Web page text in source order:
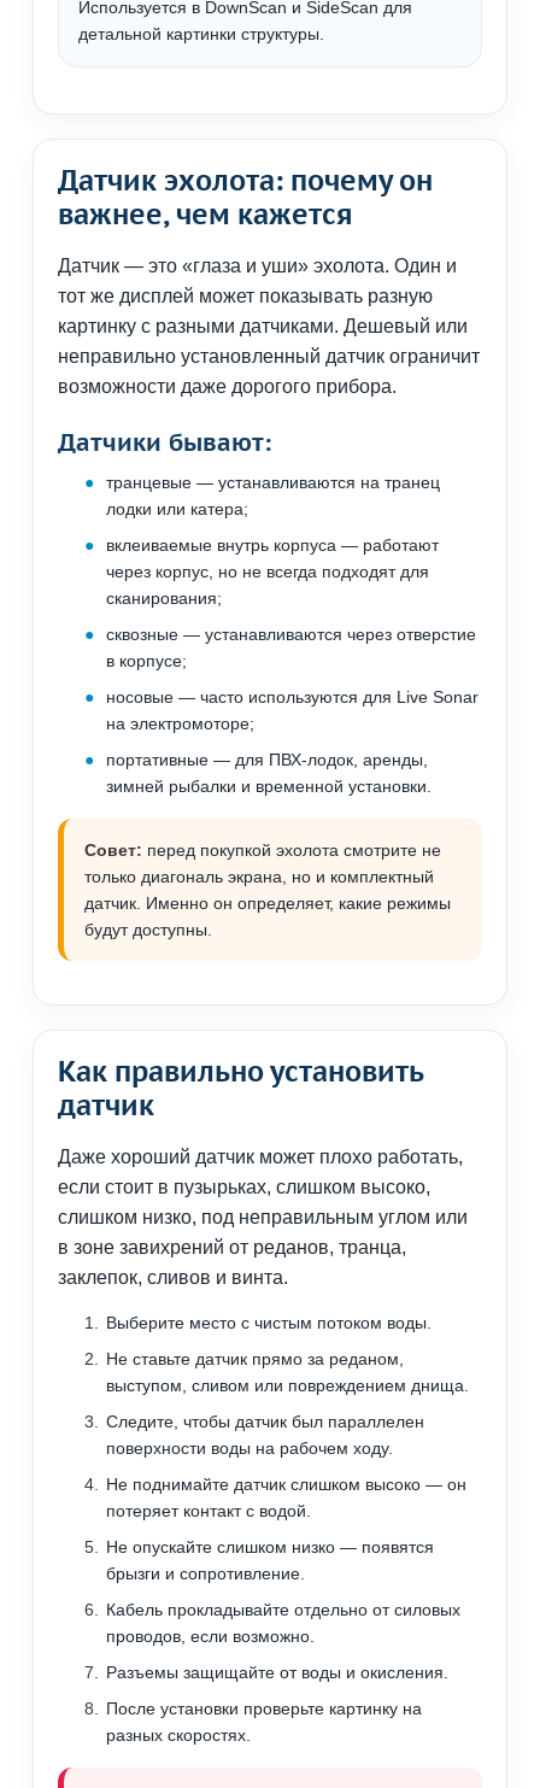
Используется в DownScan и SideScan для
детальной картинки структуры.
Датчик эхолота: почему он
важнее, чем кажется
Датчик — это «глаза и уши» эхолота. Один и
тот же дисплей может показывать разную
картинку с разными датчиками. Дешевый или
неправильно установленный датчик ограничит
возможности даже дорогого прибора.
Датчики бывают:
транцевые — устанавливаются на транец
лодки или катера;
вклеиваемые внутрь корпуса — работают
через корпус, но не всегда подходят для
сканирования;
сквозные — устанавливаются через отверстие
в корпусе;
носовые — часто используются для Live Sonar
на электромоторе;
портативные — для ПВХ-лодок, аренды,
зимней рыбалки и временной установки.
Совет: перед покупкой эхолота смотрите не
только диагональ экрана, но и комплектный
датчик. Именно он определяет, какие режимы
будут доступны.
Как правильно установить
датчик
Даже хороший датчик может плохо работать,
если стоит в пузырьках, слишком высоко,
слишком низко, под неправильным углом или
в зоне завихрений от реданов, транца,
заклепок, сливов и винта.
Выберите место с чистым потоком воды.
Не ставьте датчик прямо за реданом,
выступом, сливом или повреждением днища.
Следите, чтобы датчик был параллелен
поверхности воды на рабочем ходу.
Не поднимайте датчик слишком высоко — он
потеряет контакт с водой.
Не опускайте слишком низко — появятся
брызги и сопротивление.
Кабель прокладывайте отдельно от силовых
проводов, если возможно.
Разъемы защищайте от воды и окисления.
После установки проверьте картинку на
разных скоростях.